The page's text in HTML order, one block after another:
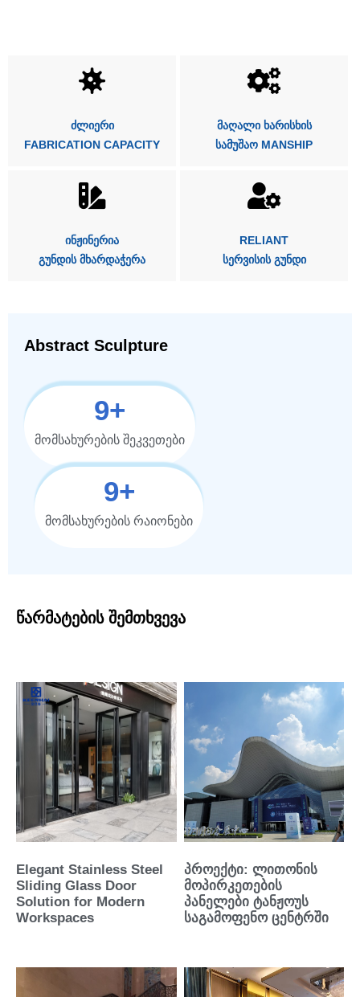
Ძლიერი
FABRICATION CAPACITY
Მაღალი Ხარისხის
Სამუშაო MANSHIP
Ინჟინერია
Გუნდის Მხარდაჭერა
RELIANT
Სერვისის Გუნდი
Abstract Sculpture
10+
მომსახურების შეკვეთები
10+
მომსახურების რაიონები
Წარმატების Შემთხვევა
Elegant Stainless Steel
Sliding Glass Door
Solution for Modern
Workspaces
პროექტი: ლითონის
მოპირკეთების
პანელები ტანჟოუს
საგამოფენო ცენტრში